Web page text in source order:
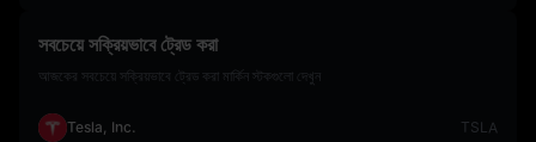
সবচেয়ে সক্রিয়ভাবে ট্রেড করা
আজকের সবচেয়ে সক্রিয়ভাবে ট্রেড করা মার্কিন স্টকগুলো দেখুন
Tesla, Inc. TSLA